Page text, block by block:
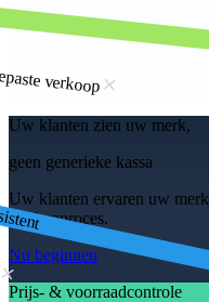
verkoop
Uw klanten zien uw merk,
geen generieke kassa
Uw klanten ervaren uw
afrekenproces.
Nu beginnen
Prijs- & voorraadcontrole